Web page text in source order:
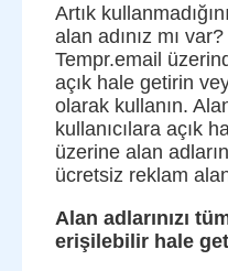
Artık
alan adınız mı
Tempr.email
açık hale getirin
olarak kullanın.
kullanıcılara açık
üzerine alan
ücretsiz reklam
Alan adlarınızı
erişilebilir hale